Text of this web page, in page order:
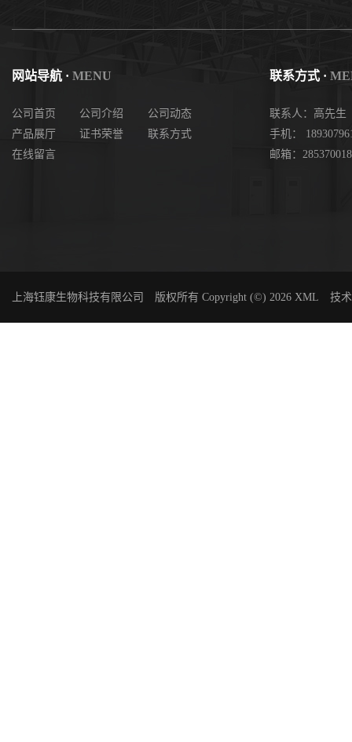
网站导航 · MENU
公司首页 公司介绍
公司动态
产品展厅
证书荣誉
联系方式
在线留言
联系方式 ·
联系人：高先生
手机：
邮箱：
上海钰康生物科技有限公司 版权所有 Copyright (©) 2026 XML 技